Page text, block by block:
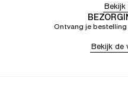
Ontvang je
Bekijk de